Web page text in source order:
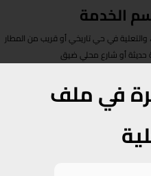
الخدمة
في حي تاريخي أو قريب من المطار
حديثة أو شارع محلي ضيق
في ملف